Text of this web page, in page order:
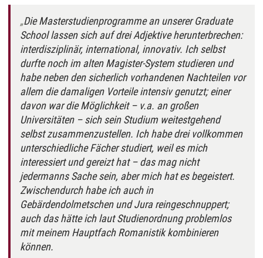
Die Masterstudienprogramme an unserer Graduate
School lassen sich auf drei Adjektive herunterbrechen:
interdisziplinär, international, innovativ. Ich selbst
durfte noch im alten Magister-System studieren und
habe neben den sicherlich vorhandenen Nachteilen vor
allem die damaligen Vorteile intensiv genutzt; einer
davon war die Möglichkeit – v.a. an großen
Universitäten – sich sein Studium weitestgehend
selbst zusammenzustellen. Ich habe drei vollkommen
unterschiedliche Fächer studiert, weil es mich
interessiert und gereizt hat – das mag nicht
jedermanns Sache sein, aber mich hat es begeistert.
Zwischendurch habe ich auch in
Gebärdendolmetschen und Jura reingeschnuppert;
auch das hätte ich laut Studienordnung problemlos
mit meinem Hauptfach Romanistik kombinieren
können.